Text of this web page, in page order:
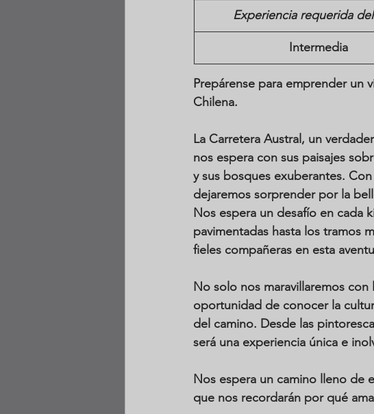
Experiencia requerida
Intermedia
Prepárense para emprender un
Chilena.
La Carretera Austral, un
nos espera con sus paisajes
y sus bosques exuberantes.
dejaremos sorprender por la
Nos espera un desafío en cada
pavimentadas hasta los tramos
fieles compañeras en esta
No solo nos maravillaremos
oportunidad de conocer la
del camino. Desde las
será una experiencia única e
Nos espera un camino lleno de
que nos recordarán por qué